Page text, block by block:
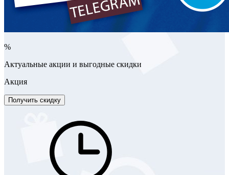
%
Актуальные акции и выгодные скидки
Акция
Получить скидку